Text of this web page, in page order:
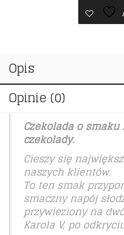
Opis
Opinie (0)
Czekolada o
czekolady.
Cieszy się
naszych klientów.
To ten smak
smaczny napój
przywieziony na
Karola V, po